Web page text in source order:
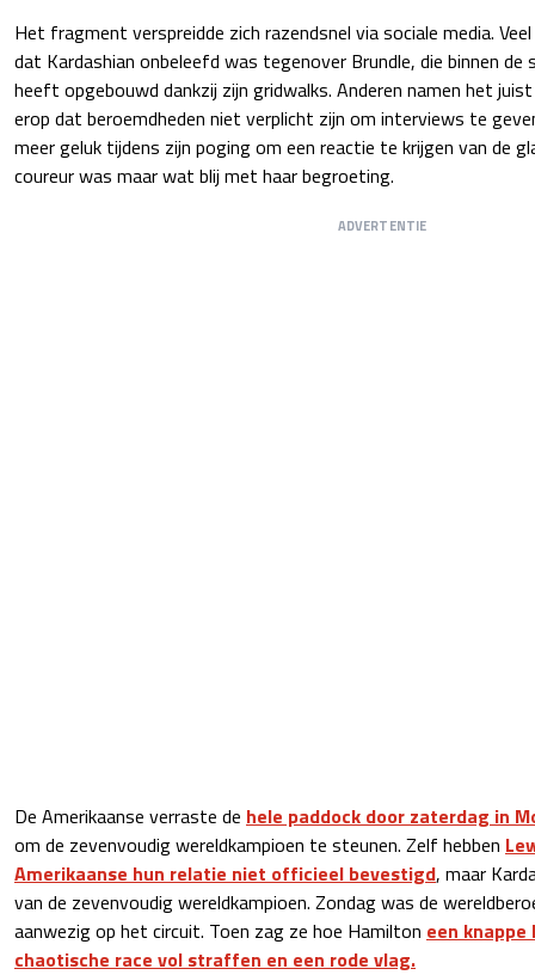
Het fragment verspreidde zich razendsnel via sociale media. Veel
dat Kardashian onbeleefd was tegenover Brundle, die binnen
heeft opgebouwd dankzij zijn gridwalks. Anderen namen het
erop dat beroemdheden niet verplicht zijn om interviews te
meer geluk tijdens zijn poging om een reactie te krijgen van de
coureur was maar wat blij met haar begroeting.
ADVERTENTIE
De Amerikaanse verraste de hele paddock door zaterdag in
om de zevenvoudig wereldkampioen te steunen. Zelf hebben
Amerikaanse hun relatie niet officieel bevestigd, maar
van de zevenvoudig wereldkampioen. Zondag was de
aanwezig op het circuit. Toen zag ze hoe Hamilton een knappe
chaotische race vol straffen en een rode vlag.